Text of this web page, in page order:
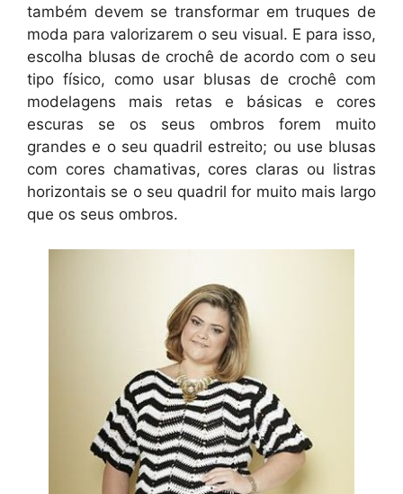
também devem se transformar em truques de
moda para valorizarem o seu visual. E para isso,
escolha blusas de crochê de acordo com o seu
tipo físico, como usar blusas de crochê com
modelagens mais retas e básicas e cores
escuras se os seus ombros forem muito
grandes e o seu quadril estreito; ou use blusas
com cores chamativas, cores claras ou listras
horizontais se o seu quadril for muito mais largo
que os seus ombros.